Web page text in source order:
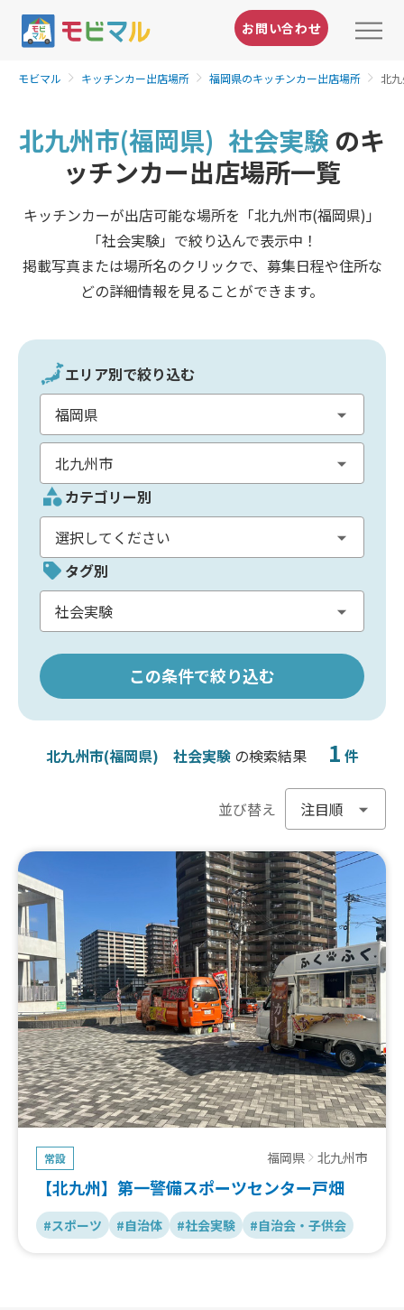
お問い合わせ
モビマル キッチンカー出店場所 福岡県のキッチンカー出店場所 北
北九州市(福岡県) 社会実験 のキ
ッチンカー出店場所一覧
キッチンカーが出店可能な場所を「北九州市(福岡県)」
「社会実験」で絞り込んで表示中！
掲載写真または場所名のクリックで、募集日程や住所な
どの詳細情報を見ることができます。
エリア別で絞り込む
カテゴリー別
タグ別
この条件で絞り込む
北九州市(福岡県) 社会実験の検索結果 1 件
並び替え
常設 福岡県 北九州市
【北九州】第一警備スポーツセンター戸畑
#スポーツ #自治体 #社会実験 #自治会・子供会